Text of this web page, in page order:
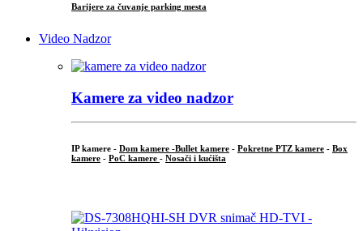
Barijere za čuvanje parking mesta
Video Nadzor
Kamere za video nadzor
IP kamere - Dom kamere -Bullet kamere - Pokretne PTZ kamere - Box
kamere - PoC kamere - Nosači i kućišta